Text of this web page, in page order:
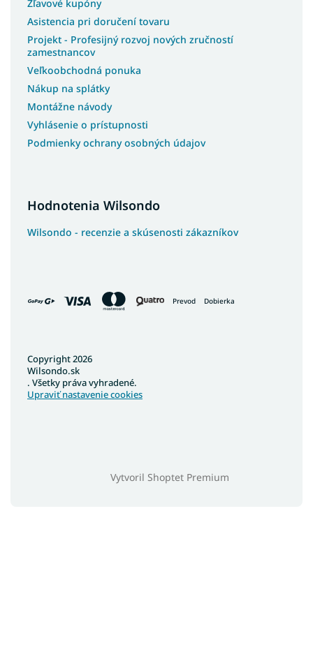
Zľavové kupóny
Asistencia pri doručení tovaru
Projekt - Profesijný rozvoj nových zručností
zamestnancov
Veľkoobchodná ponuka
Nákup na splátky
Montážne návody
Vyhlásenie o prístupnosti
Podmienky ochrany osobných údajov
Hodnotenia Wilsondo
Wilsondo - recenzie a skúsenosti zákazníkov
Prevod Dobierka
Vytvoril Shoptet Premium
Copyright 2026
Wilsondo.sk
. Všetky práva vyhradené.
Upraviť nastavenie cookies